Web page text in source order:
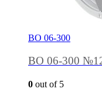
ВО 06-300
ВО 06-300
0 out of 5